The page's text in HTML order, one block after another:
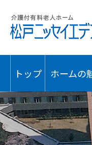
トップ ホームの